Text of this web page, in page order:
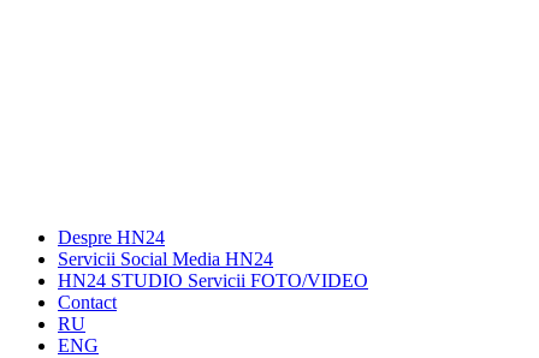
Despre HN24
Servicii Social Media HN24
HN24 STUDIO Servicii FOTO/VIDEO
Contact
RU
ENG